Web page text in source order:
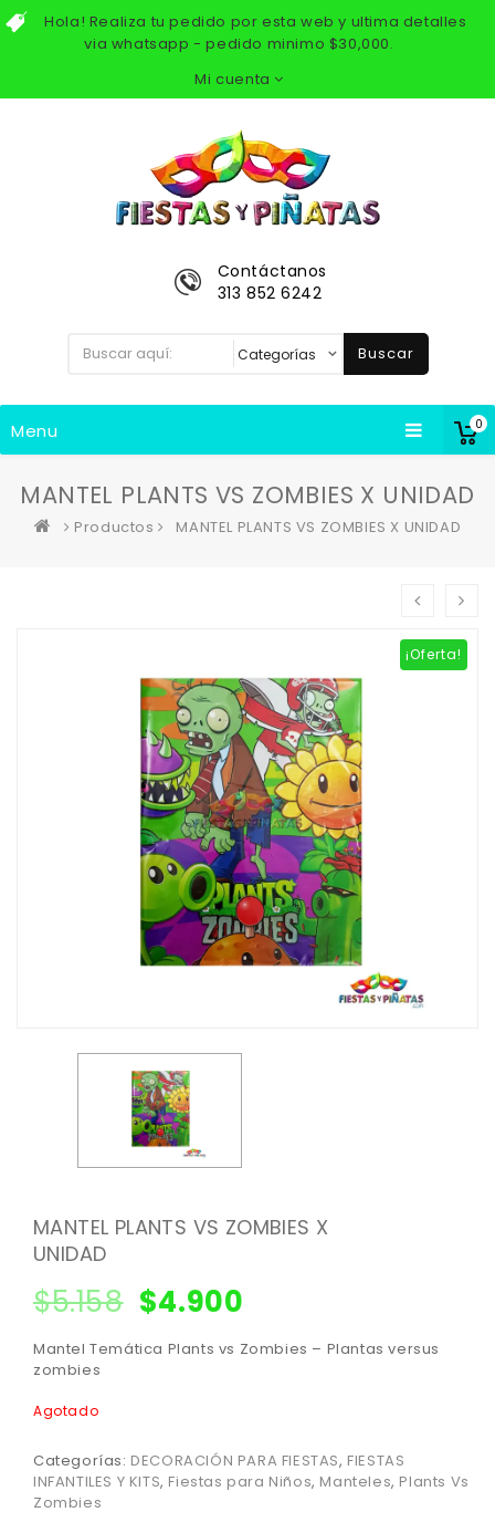
Hola! Realiza tu pedido por esta web y ultima detalles
via whatsapp - pedido minimo $30,000.
Mi cuenta
0
Contáctanos
313 852 6242
Buscar
Menu
MANTEL PLANTS VS ZOMBIES X UNIDAD
Productos MANTEL PLANTS VS ZOMBIES X UNIDAD
¡Oferta!
MANTEL PLANTS VS ZOMBIES X
UNIDAD
$5.158 $4.900
Mantel Temática Plants vs Zombies – Plantas versus
zombies
Agotado
Categorías: DECORACIÓN PARA FIESTAS, FIESTAS
INFANTILES Y KITS, Fiestas para Niños, Manteles, Plants Vs
Zombies